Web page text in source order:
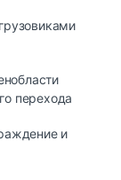
перехода
и